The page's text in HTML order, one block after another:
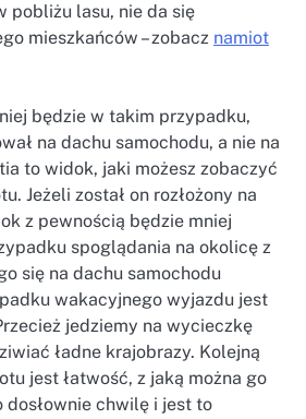
pobliżu lasu, nie da się
mieszkańców – zobacz namiot
będzie w takim przypadku,
na dachu samochodu, a nie na
to widok, jaki możesz zobaczyć
Jeżeli został on rozłożony na
z pewnością będzie mniej
spoglądania na okolicę z
się na dachu samochodu
wakacyjnego wyjazdu jest
jedziemy na wycieczkę
ładne krajobrazy. Kolejną
jest łatwość, z jaką można go
dosłownie chwilę i jest to